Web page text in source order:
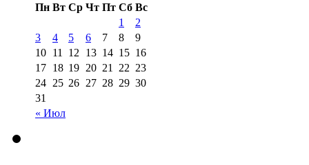
Пн Вт Ср Чт Пт Сб Вс
« Июл
1
2
3
4 5 6 7 8
9
10 11 12 13 14 15 16
17 18 19 20 21 22 23
24 25 26 27 28 29 30
31